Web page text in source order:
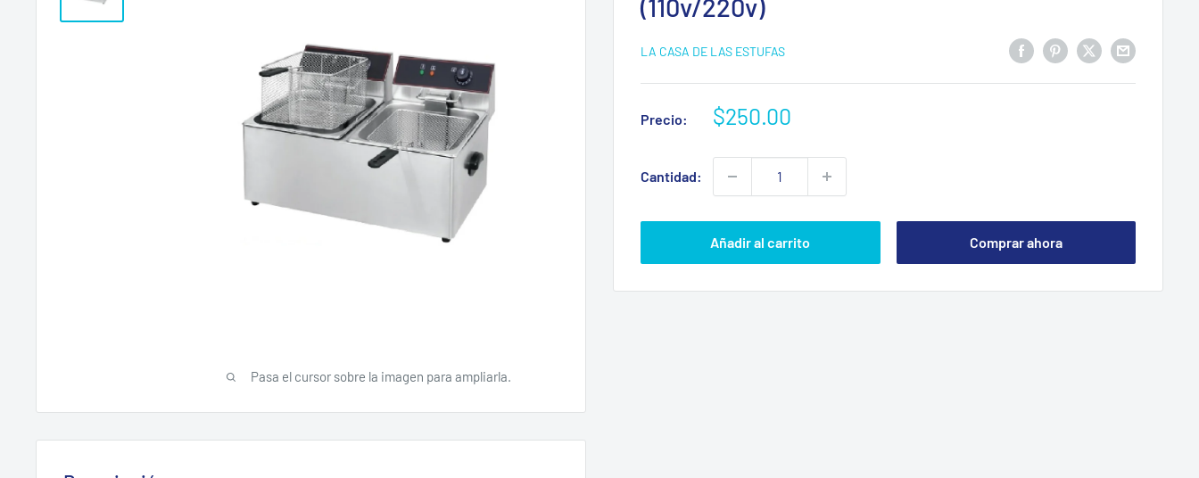
Pasa el cursor sobre la imagen para ampliarla.
(110v/220v)
LA CASA DE LAS ESTUFAS
Precio:
Precio
venta
$250.00
Cantidad:
Añadir al carrito Comprar ahora